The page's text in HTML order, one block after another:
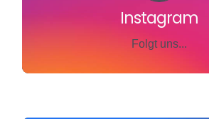
Instagram
Folgt uns...